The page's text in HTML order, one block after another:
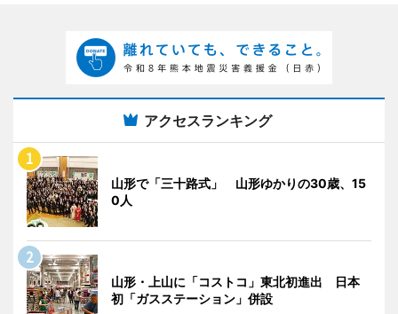
アクセスランキング
山形で「三十路式」 山形ゆかりの30歳、15
0人
山形・上山に「コストコ」東北初進出 日本
初「ガスステーション」併設